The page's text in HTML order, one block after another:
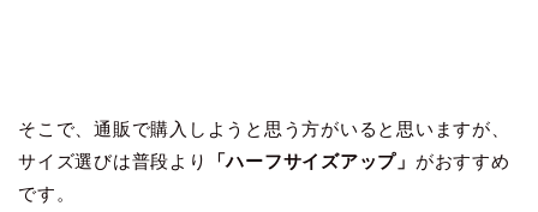
そこで、通販で購入しようと思う方がいると思いますが、
サイズ選びは普段より
「ハーフサイズアップ」 がおすすめ
です。